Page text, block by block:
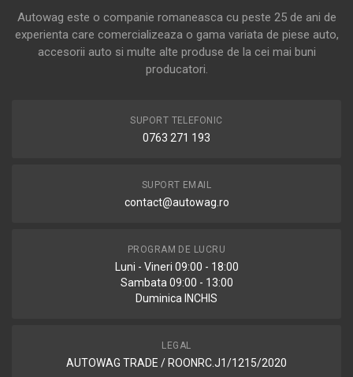
Autowag este o companie romaneasca cu peste 25 de ani de
experienta care comercializeaza o gama variata de piese auto,
accesorii auto si multe alte produse de la cei mai buni
producatori.
SUPORT TELEFONIC
0763 271 193
SUPORT EMAIL
contact@autowag.ro
PROGRAM DE LUCRU
Luni - Vineri 09:00 - 18:00
Sambata 09:00 - 13:00
Duminica INCHIS
LEGAL
AUTOWAG TRADE / ROONRC.J1/1215/2020